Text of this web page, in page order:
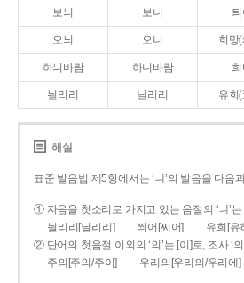
보늬 보니 틔
오늬 오니 희망
하늬바람 하니바람
늴리리 닐리리 유희
해설
표준 발음법 제5항에서는 ‘ㅢ’의 발음을 다음
① 자음을 첫소리로 가지고 있는 음절의 ‘ㅢ’
늴리리[닐리리]
씌어[씨어]
유희[유
② 단어의 첫음절 이외의 ‘의’는 [이]로, 조사 ‘
주의[주의/주이]
우리의[우리의/우리에]